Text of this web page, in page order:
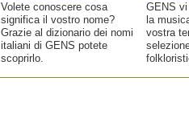
Volete conoscere cosa
significa il vostro nome?
Grazie al dizionario dei nomi
italiani di GENS potete
scoprirlo.
GENS
la
vostra